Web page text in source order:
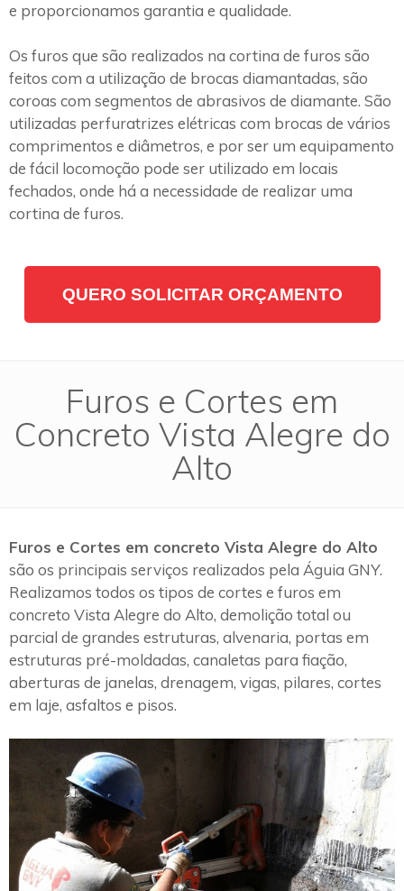
e proporcionamos garantia e qualidade.
Os furos que são realizados na cortina de furos são
feitos com a utilização de brocas diamantadas, são
coroas com segmentos de abrasivos de diamante. São
utilizadas perfuratrizes elétricas com brocas de vários
comprimentos e diâmetros, e por ser um equipamento
de fácil locomoção pode ser utilizado em locais
fechados, onde há a necessidade de realizar uma
cortina de furos.
QUERO SOLICITAR ORÇAMENTO
Furos e Cortes em
Concreto Vista Alegre do
Alto
Furos e Cortes em concreto Vista Alegre do Alto
são os principais serviços realizados pela Águia GNY.
Realizamos todos os tipos de cortes e furos em
concreto Vista Alegre do Alto, demolição total ou
parcial de grandes estruturas, alvenaria, portas em
estruturas pré-moldadas, canaletas para fiação,
aberturas de janelas, drenagem, vigas, pilares, cortes
em laje, asfaltos e pisos.